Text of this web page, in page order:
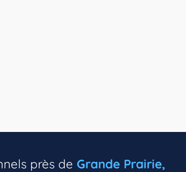
près de Grande Prairie,